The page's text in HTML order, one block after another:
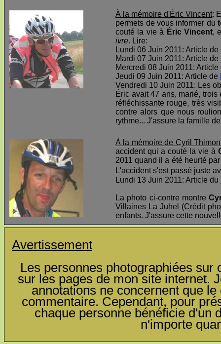
À la mémoire d'Éric Vincent:
permets de vous informer du
couté la vie à Éric Vincent,
ivre. Lire:
Lundi 06 Juin 2011: Article de
Mardi 07 Juin 2011: Article de
Mercredi 08 Juin 2011:
Jeudi 09 Juin 2011: Article de
Vendredi 10 Juin 2011: Les
Éric avait 47 ans, marié,
réfléchissante rouge, très
contre alors que nous
rythme... J'assure la famille
À la mémoire de Cyril
accident qui a couté la vie à
2011 quand il a été heurté
L'accident s'est passé juste
Lundi 13 Juin 2011: Article du
La photo ci-contre montre
Villaines La Juhel (Crédit
enfants. J'assure cette
Avertissement
Les personnes photographiées
sur les pages de mon site internet.
annotations ne concernent que
commentaire. Cependant, pour
chaque personne bénéficie d'un
n'importe